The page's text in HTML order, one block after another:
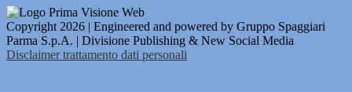
Copyright 2026 | Engineered and powered by Gruppo Spaggiari
Parma S.p.A. | Divisione Publishing & New Social Media
Disclaimer trattamento dati personali